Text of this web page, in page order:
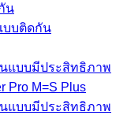
น
บบติดกัน
แบบมีประสิทธิภาพ
Pro M=S Plus
แบบมีประสิทธิภาพ